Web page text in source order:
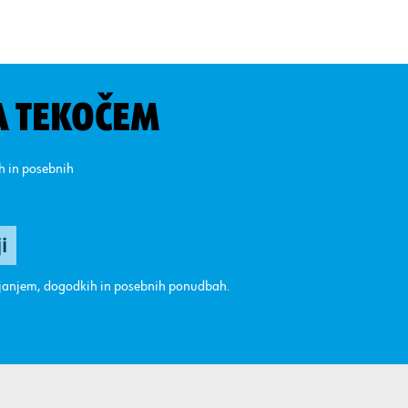
TEKOČEM
in posebnih
dogodkih in posebnih ponudbah.